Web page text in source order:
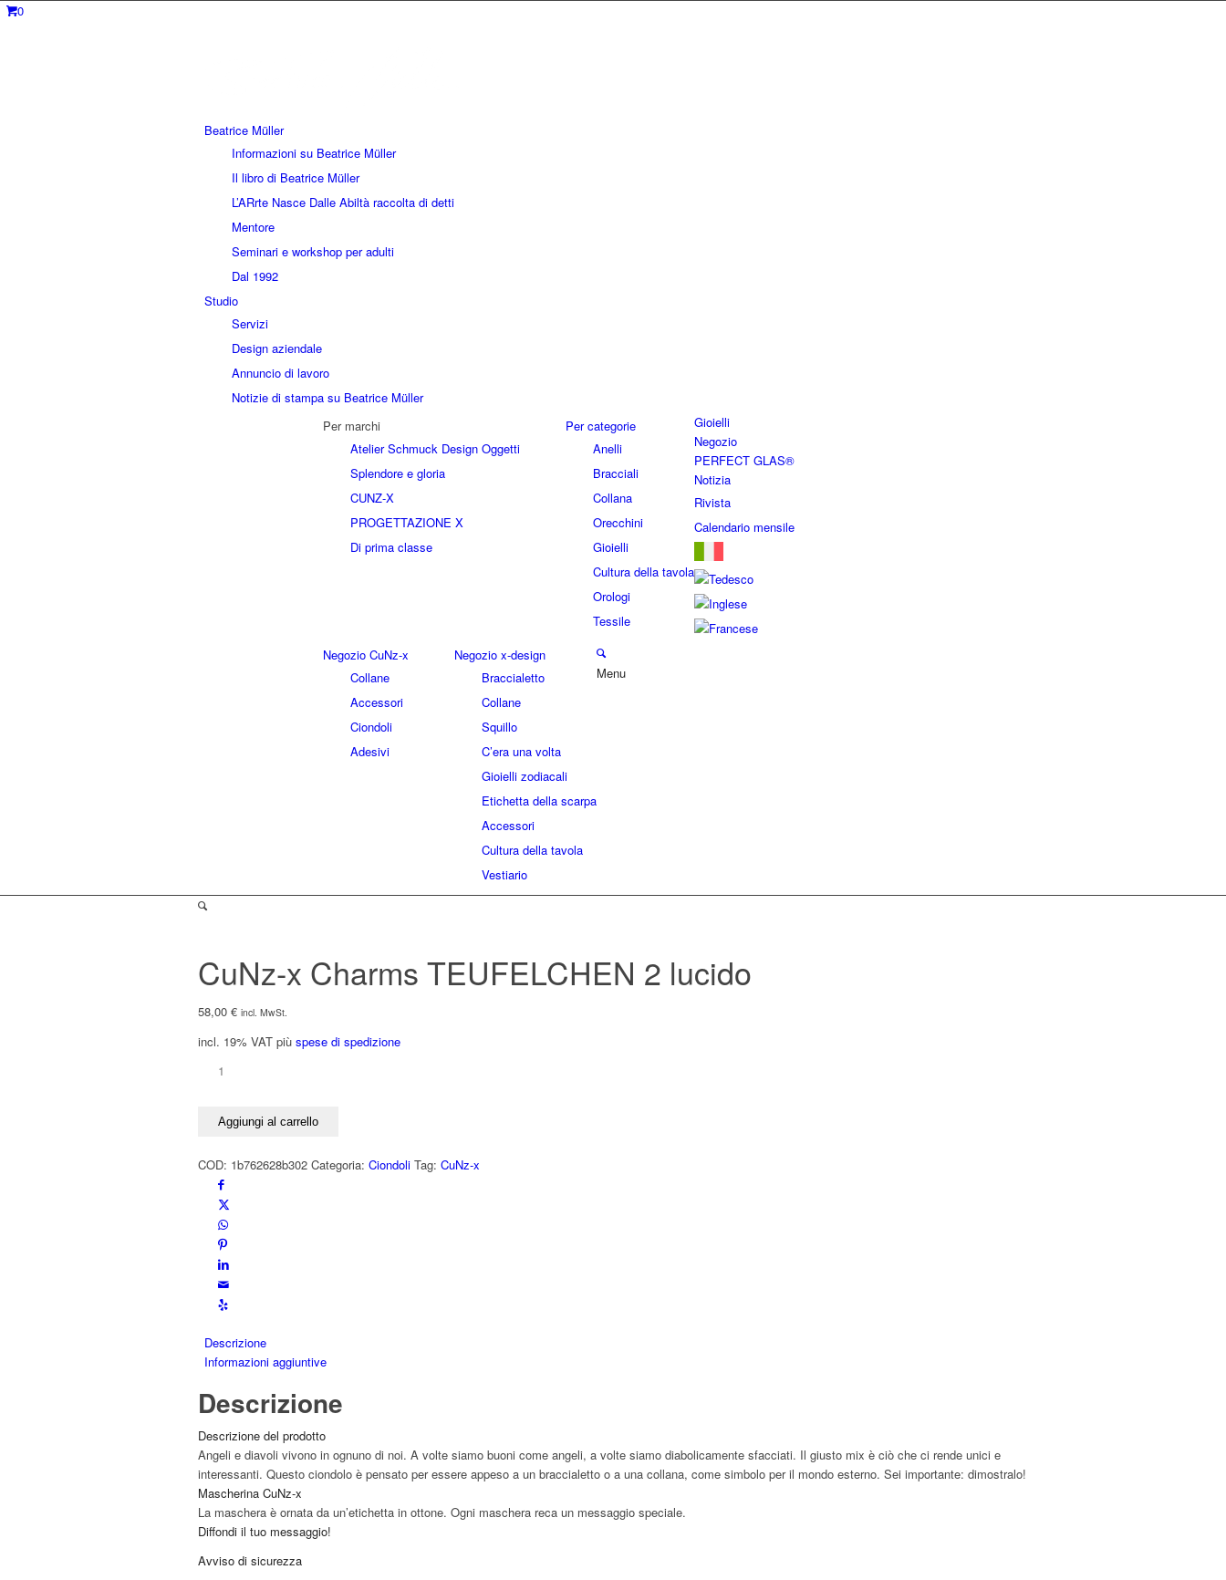
0
Beatrice Müller
Informazioni su Beatrice Müller
Il libro di Beatrice Müller
L’ARrte Nasce Dalle Abiltà raccolta di detti
Mentore
Seminari e workshop per adulti
Dal 1992
Studio
Servizi
Design aziendale
Annuncio di lavoro
Notizie di stampa su Beatrice Müller
Gioielli
Per marchi
Atelier Schmuck Design Oggetti
Splendore e gloria
CUNZ-X
PROGETTAZIONE X
Di prima classe
Per categorie
Anelli
Bracciali
Collana
Orecchini
Gioielli
Cultura della tavola
Orologi
Tessile
Negozio
Negozio CuNz-x
Collane
Accessori
Ciondoli
Adesivi
Negozio x-design
Braccialetto
Collane
Squillo
C’era una volta
Gioielli zodiacali
Etichetta della scarpa
Accessori
Cultura della tavola
Vestiario
PERFECT GLAS®
Notizia
Rivista
Calendario mensile
Menu
CuNz-x Charms TEUFELCHEN 2 lucido
58,00 € incl. MwSt.
incl. 19% VAT più spese di spedizione
CuNz-
TEUFELCHEN
lucido
quantità
Aggiungi al carrello
COD: 1b762628b302 Categoria: Ciondoli Tag: CuNz-x
Descrizione
Informazioni aggiuntive
Descrizione
Descrizione del prodotto
Angeli e diavoli vivono in ognuno di noi. A volte siamo buoni come angeli, a volte siamo diabolicamente sfacciati. Il giusto mix è ciò che ci rende unici e
interessanti. Questo ciondolo è pensato per essere appeso a un braccialetto o a una collana, come simbolo per il mondo esterno. Sei importante: dimostralo!
Mascherina CuNz-x
La maschera è ornata da un’etichetta in ottone. Ogni maschera reca un messaggio speciale.
Diffondi il tuo messaggio!
Avviso di sicurezza